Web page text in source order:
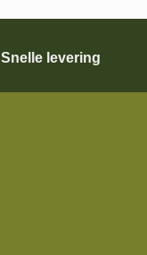
Snelle levering